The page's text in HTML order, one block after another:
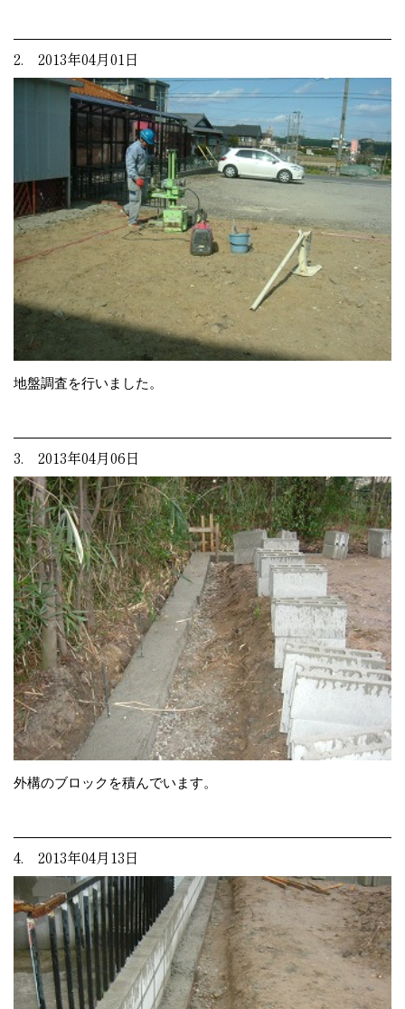
2. 2013年04月01日
地盤調査を行いました。
3. 2013年04月06日
外構のブロックを積んでいます。
4. 2013年04月13日